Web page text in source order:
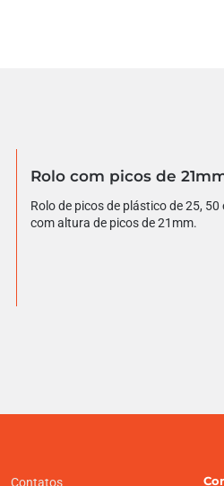
Rolo com picos de
Rolo de picos de plástico de 25, 50
com altura de picos de 21mm.
Contatos